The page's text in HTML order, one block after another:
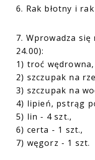
6. Rak błotny i
7. Wprowadza
24.00):
1) troć
2) szczupak na
3) szczupak na
4) lipień, pstrąg
5) lin - 4 szt.,
6) certa - 1 szt.,
7) węgorz - 1 szt.